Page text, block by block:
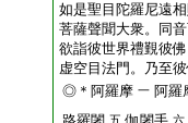
如是聖目陀羅尼遠
菩薩聲聞大衆。同
欲詣彼世界禮覲彼
虚空目法門。乃至
◎＊阿羅摩 一 阿羅
五 六